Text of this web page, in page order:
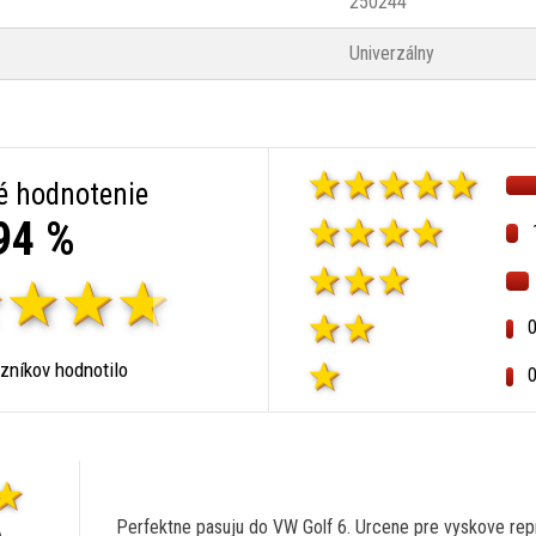
Univerzálny
hodnotenie
%
hodnotilo
Perfektne pasuju do VW Golf 6. Urcene pre vyskove